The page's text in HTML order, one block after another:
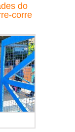
do
corre